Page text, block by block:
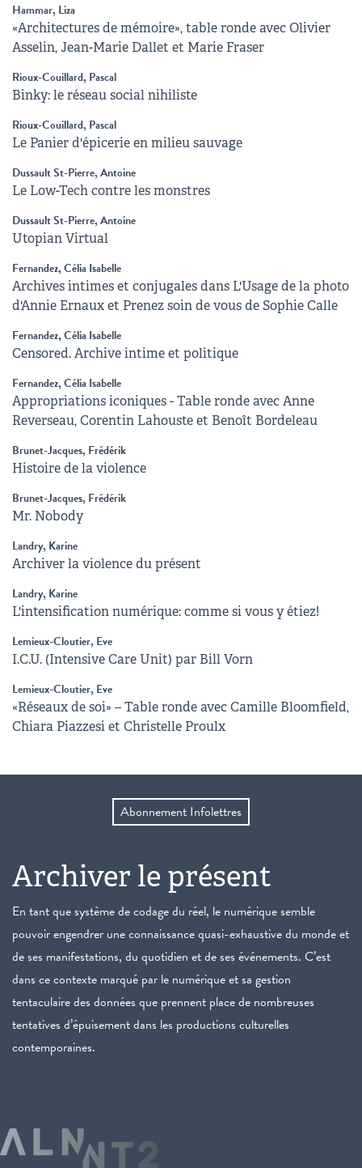
Hammar, Liza
«Architectures de mémoire», table ronde avec Olivier
Asselin, Jean-Marie Dallet et Marie Fraser
Rioux-Couillard, Pascal
Binky: le réseau social nihiliste
Rioux-Couillard, Pascal
Le Panier d'épicerie en milieu sauvage
Dussault St-Pierre, Antoine
Le Low-Tech contre les monstres
Dussault St-Pierre, Antoine
Utopian Virtual
Fernandez, Célia Isabelle
Archives intimes et conjugales dans L'Usage de la photo
d'Annie Ernaux et Prenez soin de vous de Sophie Calle
Fernandez, Célia Isabelle
Censored. Archive intime et politique
Fernandez, Célia Isabelle
Appropriations iconiques - Table ronde avec Anne
Reverseau, Corentin Lahouste et Benoît Bordeleau
Brunet-Jacques, Frédérik
Histoire de la violence
Brunet-Jacques, Frédérik
Mr. Nobody
Landry, Karine
Archiver la violence du présent
Landry, Karine
L'intensification numérique: comme si vous y étiez!
Lemieux-Cloutier, Eve
I.C.U. (Intensive Care Unit) par Bill Vorn
Lemieux-Cloutier, Eve
«Réseaux de soi» – Table ronde avec Camille Bloomfield,
Chiara Piazzesi et Christelle Proulx
Abonnement Infolettres
Archiver le présent
En tant que système de codage du réel, le numérique semble
pouvoir engendrer une connaissance quasi-exhaustive du monde et
de ses manifestations, du quotidien et de ses événements. C’est
dans ce contexte marqué par le numérique et sa gestion
tentaculaire des données que prennent place de nombreuses
tentatives d’épuisement dans les productions culturelles
contemporaines.